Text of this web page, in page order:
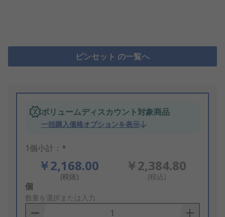
ピンセット の一覧へ
ボリュームディスカウント対象商品
一括購入価格オプションを表示
1個小計：*
￥2,168.00
(税抜)
￥2,384.80
(税込)
Add
to
Basket
個
数量を選択または入力